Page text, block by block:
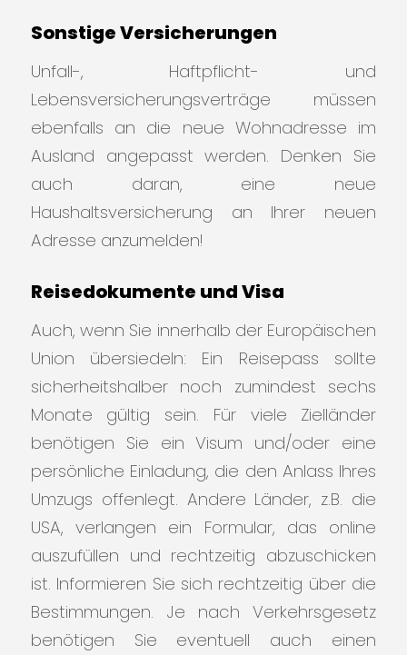
Sonstige Versicherungen
Unfall-, Haftpflicht- und
Lebensversicherungsverträge müssen
ebenfalls an die neue Wohnadresse im
Ausland angepasst werden. Denken Sie
auch daran, eine neue
Haushaltsversicherung an Ihrer neuen
Adresse anzumelden!
Reisedokumente und Visa
Auch, wenn Sie innerhalb der Europäischen
Union übersiedeln: Ein Reisepass sollte
sicherheitshalber noch zumindest sechs
Monate gültig sein. Für viele Zielländer
benötigen Sie ein Visum und/oder eine
persönliche Einladung, die den Anlass Ihres
Umzugs offenlegt. Andere Länder, z.B. die
USA, verlangen ein Formular, das online
auszufüllen und rechtzeitig abzuschicken
ist. Informieren Sie sich rechtzeitig über die
Bestimmungen. Je nach Verkehrsgesetz
benötigen Sie eventuell auch einen